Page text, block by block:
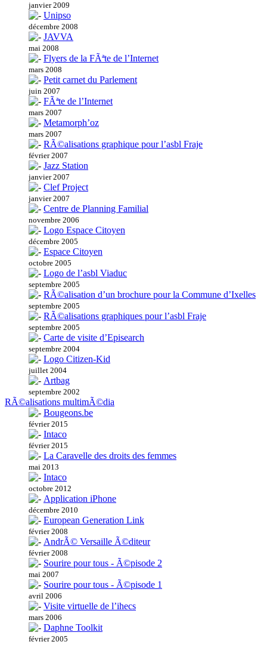
janvier 2009
Unipso
décembre 2008
JAVVA
mai 2008
Flyers de la FÃªte de l’Internet
mars 2008
Petit carnet du Parlement
juin 2007
FÃªte de l’Internet
mars 2007
Metamorph’oz
mars 2007
RÃ©alisations graphique pour l’asbl Fraje
février 2007
Jazz Station
janvier 2007
Clef Project
janvier 2007
Centre de Planning Familial
novembre 2006
Logo Espace Citoyen
décembre 2005
Espace Citoyen
octobre 2005
Logo de l’asbl Viaduc
septembre 2005
RÃ©alisation d’un brochure pour la Commune d’Ixelles
septembre 2005
RÃ©alisations graphiques pour l’asbl Fraje
septembre 2005
Carte de visite d’Episearch
septembre 2004
Logo Citizen-Kid
juillet 2004
Artbag
septembre 2002
RÃ©alisations multimÃ©dia
Bougeons.be
février 2015
Intaco
février 2015
La Caravelle des droits des femmes
mai 2013
Intaco
octobre 2012
Application iPhone
décembre 2010
European Generation Link
février 2008
AndrÃ© Versaille Ã©diteur
février 2008
Sourire pour tous - Ã©pisode 2
mai 2007
Sourire pour tous - Ã©pisode 1
avril 2006
Visite virtuelle de l’ihecs
mars 2006
Daphne Toolkit
février 2005